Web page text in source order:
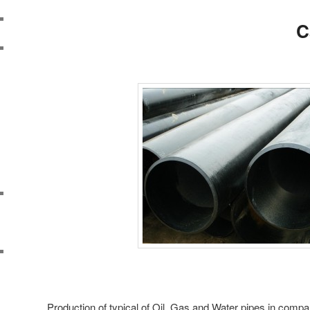
Production of typical of Oil, Gas and Water pipes in